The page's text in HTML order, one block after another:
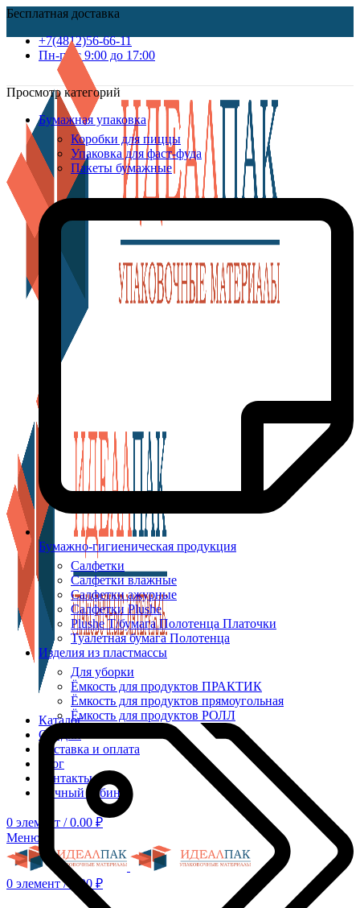
Бесплатная доставка
+7(4812)56-66-11
Пн-пт c 9:00 до 17:00
Каталог
Скидки
Доставка и оплата
Блог
Контакты
Личный кабинет
0 элемент / 0.00 ₽
Меню
0 элемент / 0.00 ₽
Просмотр категорий
Бумажная упаковка
Коробки для пиццы
Упаковка для фаст-фуда
Пакеты бумажные
Бумажно-гигиеническая продукция
Салфетки
Салфетки влажные
Салфетки ажурные
Салфетки Plushe
Plushe Т/бумага Полотенца Платочки
Туалетная бумага Полотенца
Изделия из пластмассы
Для уборки
Ёмкость для продуктов ПРАКТИК
Ёмкость для продуктов прямоугольная
Ёмкость для продуктов РОЛЛ